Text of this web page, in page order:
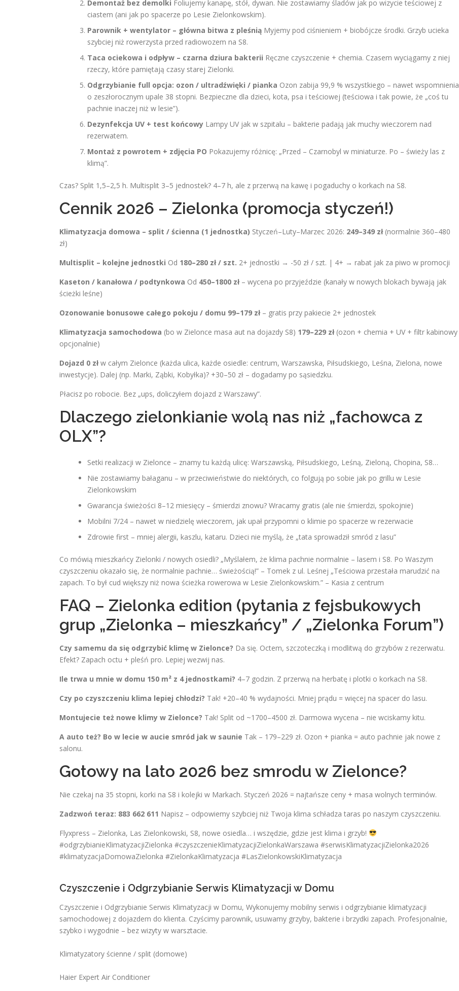
Demontaż bez demolki Foliujemy kanapę, stół, dywan. Nie zostawiamy śladów jak po wizycie teściowej z
ciastem (ani jak po spacerze po Lesie Zielonkowskim).
Parownik + wentylator – główna bitwa z pleśnią Myjemy pod ciśnieniem + biobójcze środki. Grzyb ucieka
szybciej niż rowerzysta przed radiowozem na S8.
Taca ociekowa i odpływ – czarna dziura bakterii Ręczne czyszczenie + chemia. Czasem wyciągamy z niej
rzeczy, które pamiętają czasy starej Zielonki.
Odgrzybianie full opcja: ozon / ultradźwięki / pianka Ozon zabija 99,9 % wszystkiego – nawet wspomnienia
o zeszłorocznym upale 38 stopni. Bezpieczne dla dzieci, kota, psa i teściowej (teściowa i tak powie, że „coś tu
pachnie inaczej niż w lesie”).
Dezynfekcja UV + test końcowy Lampy UV jak w szpitalu – bakterie padają jak muchy wieczorem nad
rezerwatem.
Montaż z powrotem + zdjęcia PO Pokazujemy różnicę: „Przed – Czarnobyl w miniaturze. Po – świeży las z
klimą”.
Czas? Split 1,5–2,5 h. Multisplit 3–5 jednostek? 4–7 h, ale z przerwą na kawę i pogaduchy o korkach na S8.
Cennik 2026 – Zielonka (promocja styczeń!)
Klimatyzacja domowa – split / ścienna (1 jednostka) Styczeń–Luty–Marzec 2026: 249–349 zł(normalnie 360–480
zł)
Multisplit – kolejne jednostki Od 180–280 zł / szt. 2+ jednostki → -50 zł / szt. | 4+ → rabat jak za piwo w promocji
Kaseton / kanałowa / podtynkowa Od 450–1800 zł– wycena po przyjeździe (kanały w nowych blokach bywają jak
ścieżki leśne)
Ozonowanie bonusowe całego pokoju / domu 99–179 zł– gratis przy pakiecie 2+ jednostek
Klimatyzacja samochodowa (bo w Zielonce masa aut na dojazdy S8) 179–229 zł(ozon + chemia + UV + filtr kabinowy
opcjonalnie)
Dojazd 0 złw całym Zielonce (każda ulica, każde osiedle: centrum, Warszawska, Piłsudskiego, Leśna, Zielona, nowe
inwestycje). Dalej (np. Marki, Ząbki, Kobyłka)? +30–50 zł – dogadamy po sąsiedzku.
Płacisz po robocie. Bez „ups, doliczyłem dojazd z Warszawy”.
Dlaczego zielonkianie wolą nas niż „fachowca z
OLX”?
Setki realizacji w Zielonce – znamy tu każdą ulicę: Warszawską, Piłsudskiego, Leśną, Zieloną, Chopina, S8…
Nie zostawiamy bałaganu – w przeciwieństwie do niektórych, co folgują po sobie jak po grillu w Lesie
Zielonkowskim
Gwarancja świeżości 8–12 miesięcy – śmierdzi znowu? Wracamy gratis (ale nie śmierdzi, spokojnie)
Mobilni 7/24 – nawet w niedzielę wieczorem, jak upał przypomni o klimie po spacerze w rezerwacie
Zdrowie first – mniej alergii, kaszlu, kataru. Dzieci nie myślą, że „tata sprowadził smród z lasu”
Co mówią mieszkańcy Zielonki / nowych osiedli? „Myślałem, że klima pachnie normalnie – lasem i S8. Po Waszym
czyszczeniu okazało się, że normalnie pachnie… świeżością!” – Tomek z ul. Leśnej „Teściowa przestała marudzić na
zapach. To był cud większy niż nowa ścieżka rowerowa w Lesie Zielonkowskim.” – Kasia z centrum
FAQ – Zielonka edition (pytania z fejsbukowych
grup „Zielonka – mieszkańcy” / „Zielonka Forum”)
Czy samemu da się odgrzybić klimę w Zielonce? Da się. Octem, szczoteczką i modlitwą do grzybów z rezerwatu.
Efekt? Zapach octu + pleśń pro. Lepiej wezwij nas.
Ile trwa u mnie w domu 150 m² z 4 jednostkami? 4–7 godzin. Z przerwą na herbatę i plotki o korkach na S8.
Czy po czyszczeniu klima lepiej chłodzi? Tak! +20–40 % wydajności. Mniej prądu = więcej na spacer do lasu.
Montujecie też nowe klimy w Zielonce? Tak! Split od ~1700–4500 zł. Darmowa wycena – nie wciskamy kitu.
A auto też? Bo w lecie w aucie smród jak w saunie Tak – 179–229 zł. Ozon + pianka = auto pachnie jak nowe z
salonu.
Gotowy na lato 2026 bez smrodu w Zielonce?
Nie czekaj na 35 stopni, korki na S8 i kolejki w Markach. Styczeń 2026 = najtańsze ceny + masa wolnych terminów.
Zadzwoń teraz: 883 662 611 Napisz – odpowiemy szybciej niż Twoja klima schładza taras po naszym czyszczeniu.
Flyxpress – Zielonka, Las Zielonkowski, S8, nowe osiedla… i wszędzie, gdzie jest klima i grzyb!
#odgrzybianieKlimatyzacjiZielonka #czyszczenieKlimatyzacjiZielonkaWarszawa #serwisKlimatyzacjiZielonka2026
#klimatyzacjaDomowaZielonka #ZielonkaKlimatyzacja #LasZielonkowskiKlimatyzacja
Czyszczenie i Odgrzybianie Serwis Klimatyzacji w Domu
Czyszczenie i Odgrzybianie Serwis Klimatyzacji w Domu, Wykonujemy mobilny serwis i odgrzybianie klimatyzacji
samochodowej z dojazdem do klienta. Czyścimy parownik, usuwamy grzyby, bakterie i brzydki zapach. Profesjonalnie,
szybko i wygodnie – bez wizyty w warsztacie.
Klimatyzatory ścienne / split (domowe)
Haier Expert Air Conditioner